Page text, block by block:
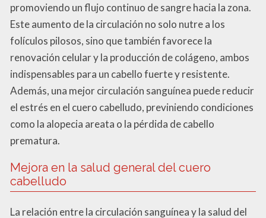
promoviendo un flujo continuo de sangre hacia la zona.
Este aumento de la circulación no solo nutre a los
folículos pilosos, sino que también favorece la
renovación celular y la producción de colágeno, ambos
indispensables para un cabello fuerte y resistente.
Además, una mejor circulación sanguínea puede reducir
el estrés en el cuero cabelludo, previniendo condiciones
como la alopecia areata o la pérdida de cabello
prematura.
Mejora en la salud general del cuero
cabelludo
La relación entre la circulación sanguínea y la salud del